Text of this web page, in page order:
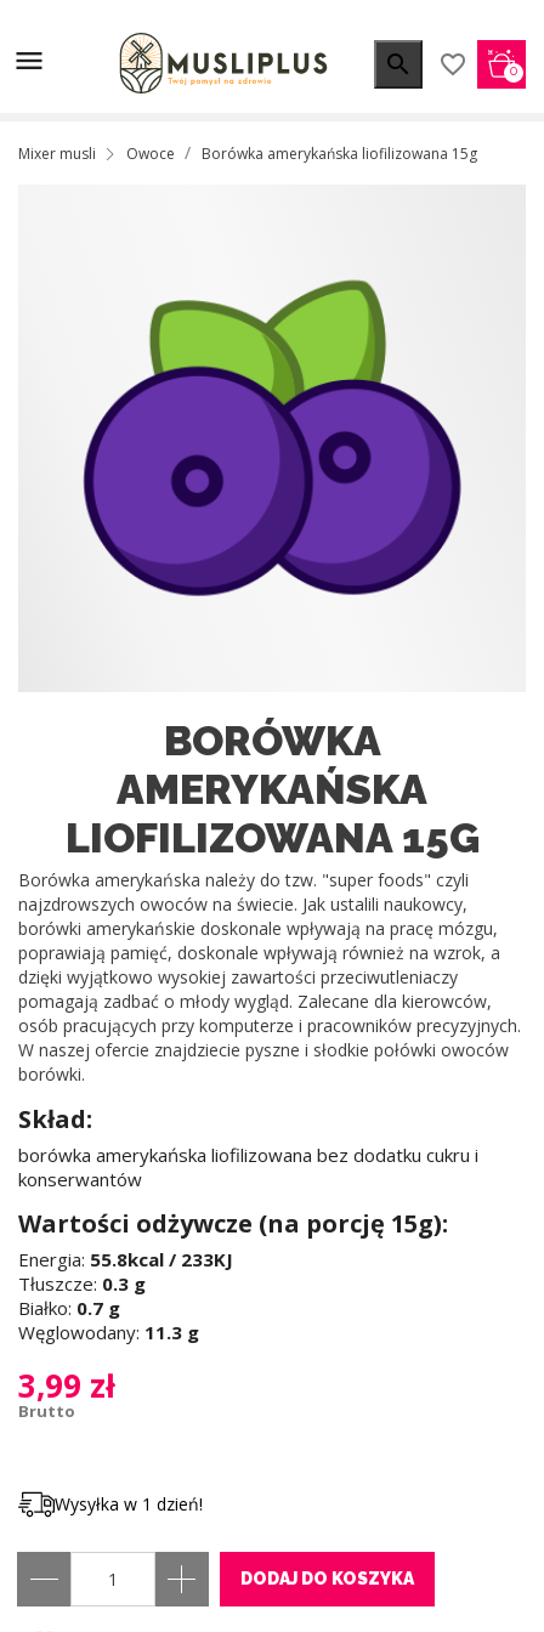
  favorite_border 0
Mixer musli Owoce Borówka amerykańska liofilizowana 15g
BORÓWKA
AMERYKAŃSKA
LIOFILIZOWANA 15G
Borówka amerykańska należy do tzw. "super foods" czyli
najzdrowszych owoców na świecie. Jak ustalili naukowcy,
borówki amerykańskie doskonale wpływają na pracę mózgu,
poprawiają pamięć, doskonale wpływają również na wzrok, a
dzięki wyjątkowo wysokiej zawartości przeciwutleniaczy
pomagają zadbać o młody wygląd. Zalecane dla kierowców,
osób pracujących przy komputerze i pracowników precyzyjnych.
W naszej ofercie znajdziecie pyszne i słodkie połówki owoców
borówki.
Skład:
borówka amerykańska liofilizowana bez dodatku cukru i
konserwantów
Wartości odżywcze (na porcję 15g):
Energia: 55.8kcal / 233KJ
Tłuszcze: 0.3 g
Białko: 0.7 g
Węglowodany: 11.3 g
3,99 zł
Brutto
Wysyłka w 1 dzień!
DODAJ DO KOSZYKA